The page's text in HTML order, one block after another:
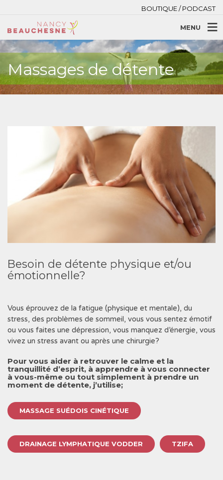
BOUTIQUE / PODCAST
MENU
Massages de détente
Besoin de détente physique et/ou
émotionnelle?
Vous éprouvez de la fatigue (physique et mentale), du
stress, des problèmes de sommeil, vous vous sentez émotif
ou vous faites une dépression, vous manquez d’énergie, vous
vivez un stress avant ou après une chirurgie?
Pour vous aider à retrouver le calme et la
tranquillité d’esprit, à apprendre à vous connecter
à vous-même ou tout simplement à prendre un
moment de détente, j’utilise;
MASSAGE SUÉDOIS CINÉTIQUE
DRAINAGE LYMPHATIQUE VODDER TZIFA